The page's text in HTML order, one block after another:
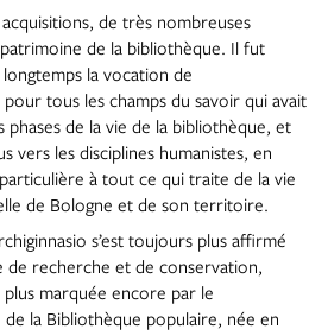
de très nombreuses
de la bibliothèque. Il fut
la vocation de
tous les champs du savoir qui avait
de la vie de la bibliothèque, et
vers les disciplines humanistes, en
à tout ce qui traite de la vie
de Bologne et de son territoire.
s’est toujours plus affirmé
de recherche et de conservation,
marquée encore par le
la Bibliothèque populaire, née en